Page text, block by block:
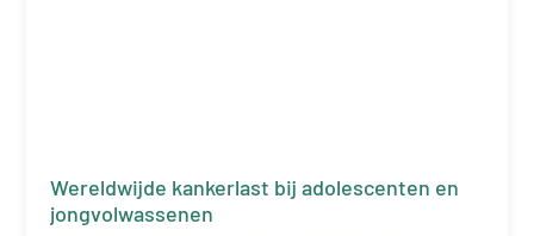
Wereldwijde kankerlast bij adolescenten en
jongvolwassenen